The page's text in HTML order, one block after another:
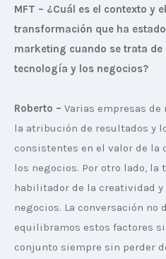
MFT – ¿Cuál es el contexto y
transformación que ha
marketing cuando se trata
tecnología y los negocios?
Roberto – Varias empresas
la atribución de resultados y
consistentes en el valor de la
los negocios. Por otro lado, la
habilitador de la creatividad
negocios. La conversación no
equilibramos estos factores
conjunto siempre sin perder